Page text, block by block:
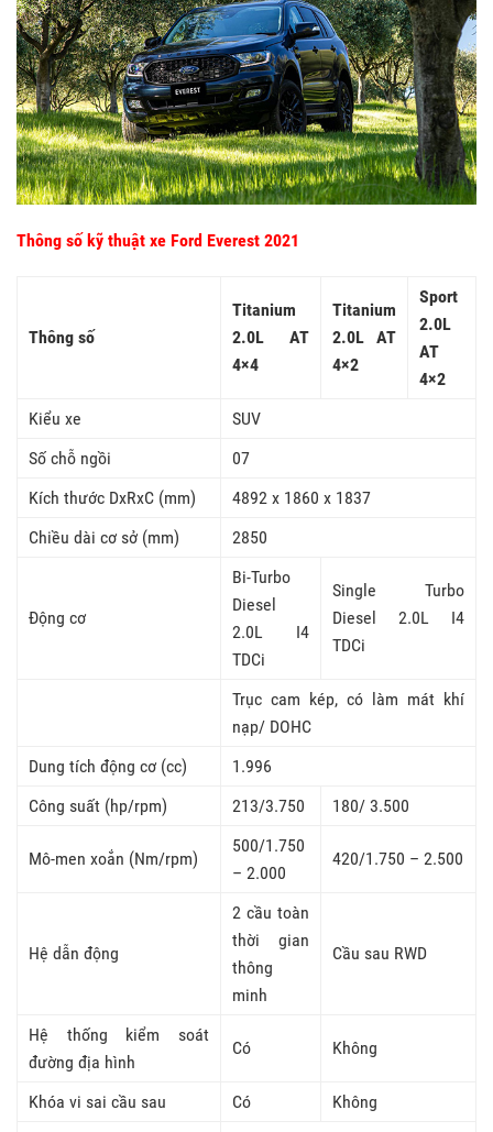
Thông số kỹ thuật xe Ford Everest 2021
Thông số
Titanium
2.0L AT
4×4
Titanium
2.0L AT
4×2
Sport
2.0L
AT
4×2
Kiểu xe
SUV
Số chỗ ngồi
07
Kích thước DxRxC (mm)
4892 x 1860 x 1837
Chiều dài cơ sở (mm)
2850
Động cơ
Bi-Turbo
Diesel
2.0L I4
TDCi
Single Turbo
Diesel 2.0L I4
TDCi
Trục cam kép, có làm mát khí
nạp/ DOHC
Dung tích động cơ (cc)
1.996
Công suất (hp/rpm)
213/3.750 180/ 3.500
Mô-men xoắn (Nm/rpm)
500/1.750
– 2.000
420/1.750 – 2.500
Hệ dẫn động
2 cầu toàn
thời gian
thông
minh
Cầu sau RWD
Hệ thống kiểm soát
đường địa hình
Có Không
Khóa vi sai cầu sau Có
Không